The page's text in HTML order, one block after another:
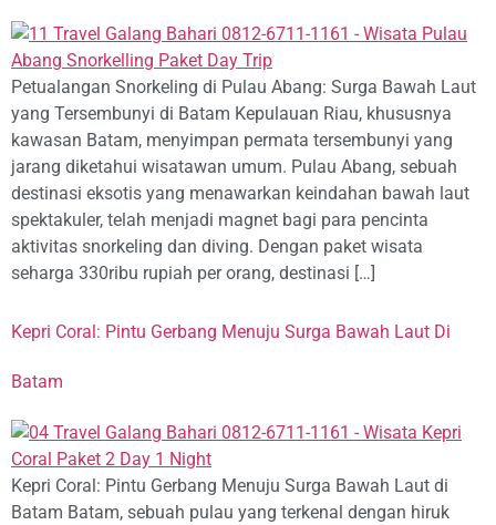
Petualangan Snorkeling di Pulau Abang: Surga Bawah Laut
yang Tersembunyi di Batam Kepulauan Riau, khususnya
kawasan Batam, menyimpan permata tersembunyi yang
jarang diketahui wisatawan umum. Pulau Abang, sebuah
destinasi eksotis yang menawarkan keindahan bawah laut
spektakuler, telah menjadi magnet bagi para pencinta
aktivitas snorkeling dan diving. Dengan paket wisata
seharga 330ribu rupiah per orang, destinasi […]
Kepri Coral: Pintu Gerbang Menuju Surga Bawah Laut Di
Batam
Kepri Coral: Pintu Gerbang Menuju Surga Bawah Laut di
Batam Batam, sebuah pulau yang terkenal dengan hiruk